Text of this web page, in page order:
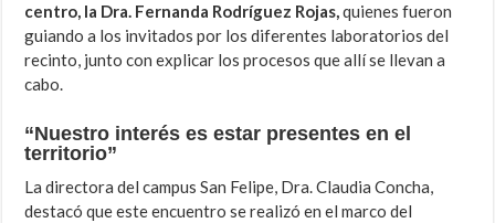
centro, la Dra. Fernanda Rodríguez Rojas,quienes fueron
guiando a los invitados por los diferentes laboratorios del
recinto, junto con explicar los procesos que allí se llevan a
cabo.
“Nuestro interés es estar presentes en el
territorio”
La directora del campus San Felipe, Dra. Claudia Concha,
destacó que este encuentro se realizó en el marco del